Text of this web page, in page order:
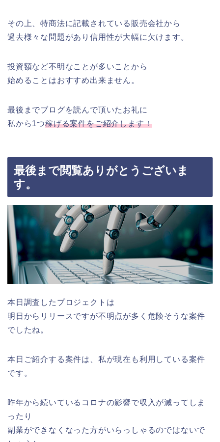
その上、特商法に記載されている販売会社から
過去様々な問題があり信用性が大幅に欠けます。
投資額など不明なことが多いことから
始めることはおすすめ出来ません。
最後までブログを読んで頂いたお礼に
私から1つ稼げる案件をご紹介します！
最後まで閲覧ありがとうございま
す。
本日調査したプロジェクトは
明日からリリースですが不明点が多く危険そうな案件
でしたね。
本日ご紹介する案件は、私が現在も利用している案件
です。
昨年から続いているコロナの影響で収入が減ってしま
ったり
副業ができなくなった方がいらっしゃるのではないで